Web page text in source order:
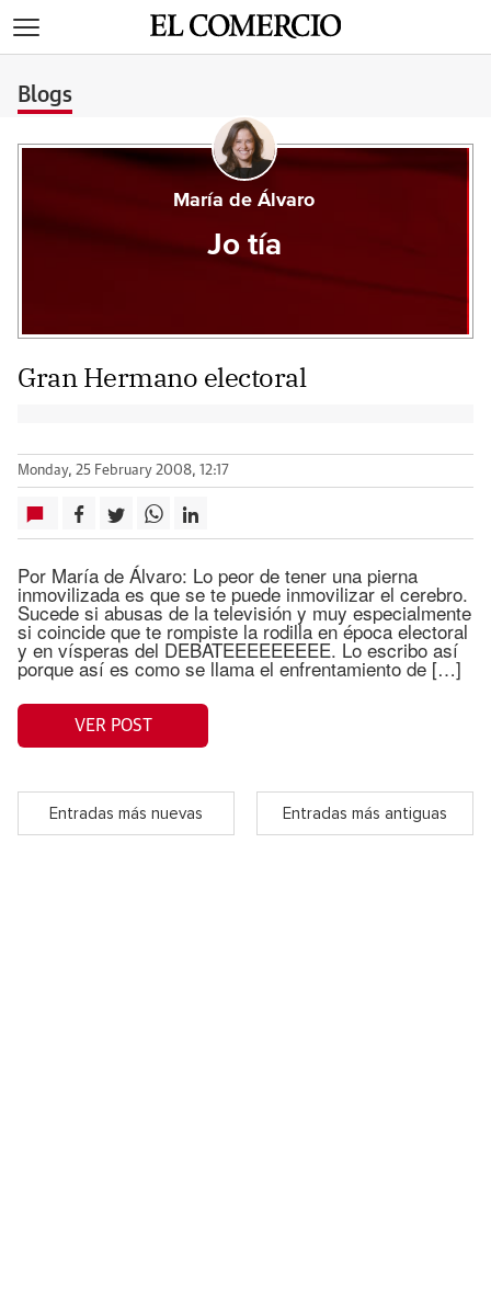
Blogs
María de Álvaro
Jo tía
Gran Hermano electoral
Monday, 25 February 2008, 12:17
Por María de Álvaro: Lo peor de tener una pierna
inmovilizada es que se te puede inmovilizar el cerebro.
Sucede si abusas de la televisión y muy especialmente
si coincide que te rompiste la rodilla en época electoral
y en vísperas del DEBATEEEEEEEEE. Lo escribo así
porque así es como se llama el enfrentamiento de […]
VER POST
Entradas más nuevas Entradas más antiguas